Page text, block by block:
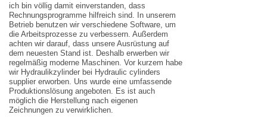
ich bin völlig damit einverstanden, dass
Rechnungsprogramme hilfreich sind. In unserem
Betrieb benutzen wir verschiedene Software, um
die Arbeitsprozesse zu verbessern. Außerdem
achten wir darauf, dass unsere Ausrüstung auf
dem neuesten Stand ist. Deshalb erwerben wir
regelmäßig moderne Maschinen. Vor kurzem habe
wir Hydraulikzylinder bei Hydraulic cylinders
supplier erworben. Uns wurde eine umfassende
Produktionslösung angeboten. Es ist auch
möglich die Herstellung nach eigenen
Zeichnungen zu verwirklichen.